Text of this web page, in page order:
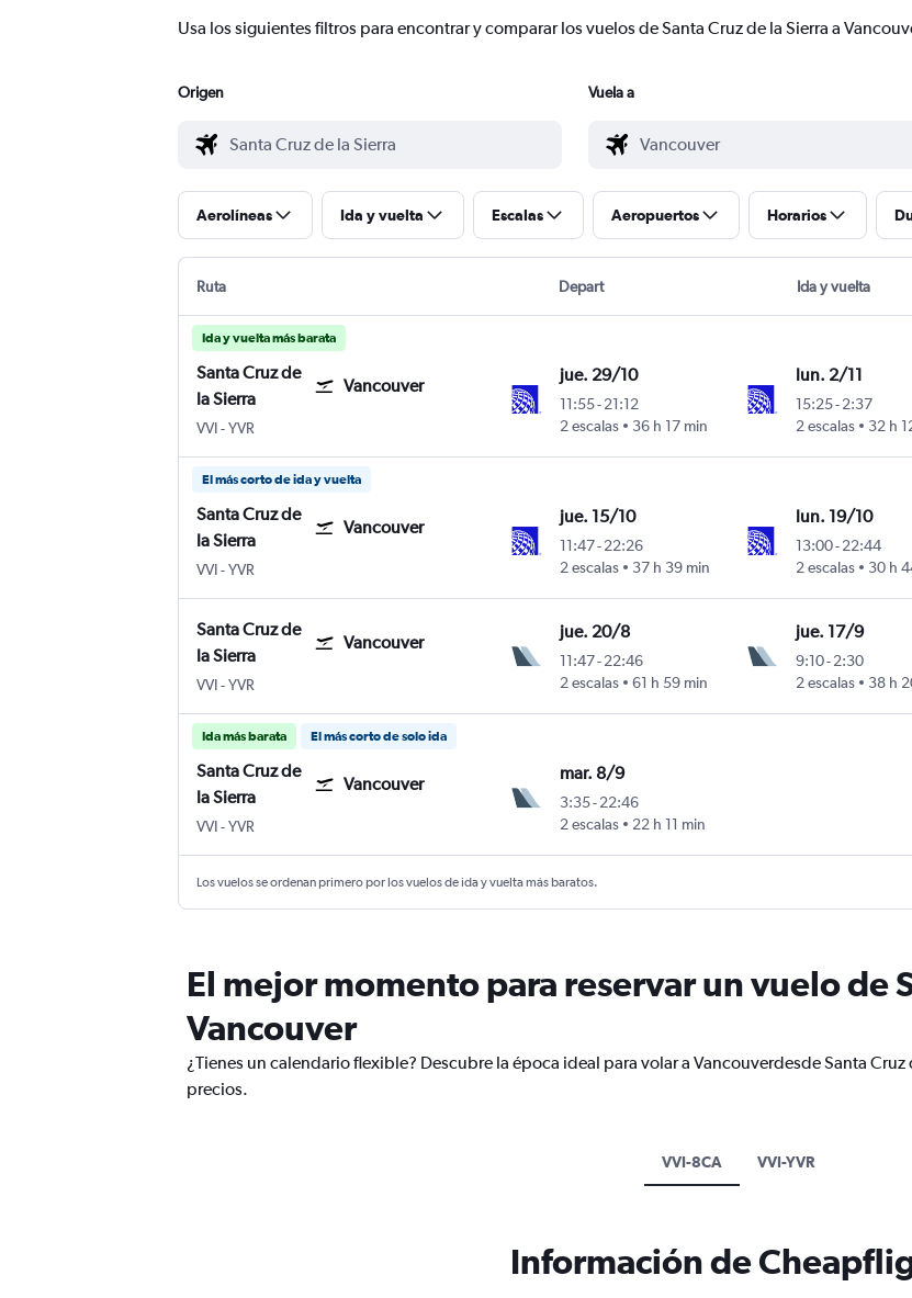
Usa los siguientes filtros para encontrar y comparar los vuelos de Santa Cruz de la Sierra a
Origen Vuela a
Aerolíneas Ida y vuelta Escalas Aeropuertos Horarios
Ruta Depart Ida y vuelta
Ida y vuelta más barata
Santa Cruz de
la Sierra
Vancouver
VVISanta Cruz de la Sierra Viru Viru Intl
-YVR
jue. 29/10
11:55-21:12
2 escalas
36 h 17 min
lun. 2/11
15:25-2:37
2 escalas
32 h
El más corto de ida y vuelta
Santa Cruz de
la Sierra
Vancouver
VVISanta Cruz de la Sierra Viru Viru Intl
-YVR
jue. 15/10
11:47-22:26
2 escalas
37 h 39 min
lun. 19/10
13:00-22:44
2 escalas
30 h
Santa Cruz de
la Sierra
Vancouver
VVISanta Cruz de la Sierra Viru Viru Intl
-YVR
jue. 20/8
11:47-22:46
2 escalas
61 h 59 min
jue. 17/9
9:10-2:30
2 escalas
38 h
Ida más barata El más corto de solo ida
Santa Cruz de
la Sierra
Vancouver
VVISanta Cruz de la Sierra Viru Viru Intl
-YVR
mar. 8/9
3:35-22:46
2 escalas
22 h 11 min
Los vuelos se ordenan primero por los vuelos de ida y vuelta más baratos.
El mejor momento para reservar un vuelo de
Vancouver
¿Tienes un calendario flexible? Descubre la época ideal para volar a Vancouverdesde Santa
precios.
VVI-8CA VVI-YVR
Información de